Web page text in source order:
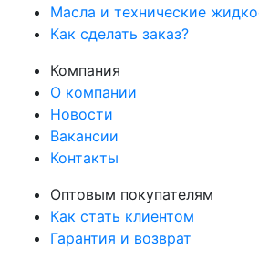
Масла и технические
Как сделать заказ?
Компания
О компании
Новости
Вакансии
Контакты
Оптовым покупателям
Как стать клиентом
Гарантия и возврат